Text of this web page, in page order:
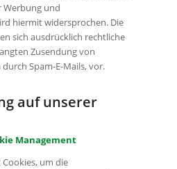
Werbung und
hiermit widersprochen. Die
sich ausdrücklich rechtliche
Zusendung von
Spam-E-Mails, vor.
auf unserer
Management
um die